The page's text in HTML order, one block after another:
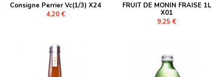
Consigne Perrier Vc(1/3) X24
4,20 €
FRUIT DE MONIN FRAISE 1L
X01
9,25 €